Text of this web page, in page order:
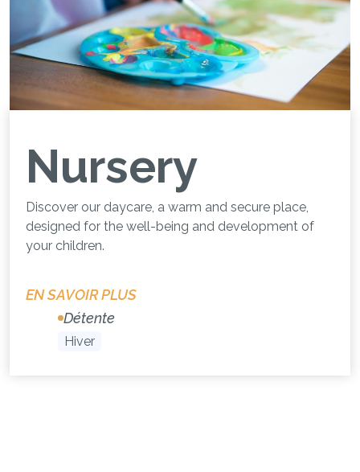
Nursery
Discover our daycare, a warm and secure place,
designed for the well-being and development of
your children.
EN SAVOIR PLUS
Détente
Hiver